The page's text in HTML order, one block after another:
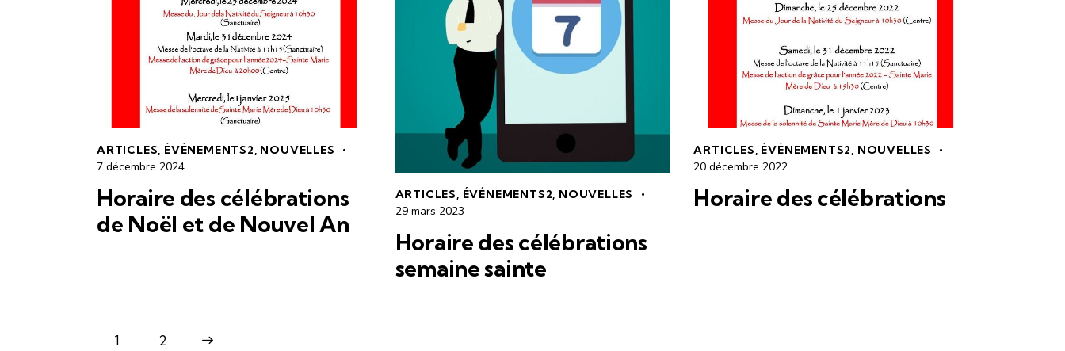
ARTICLES, ÉVÉNEMENTS2, NOUVELLES
7 décembre 2024
Horaire des célébrations
de Noël et de Nouvel An
ARTICLES, ÉVÉNEMENTS2, NOUVELLES
29 mars 2023
Horaire des célébrations
semaine sainte
ARTICLES, ÉVÉNEMENTS2, NOUVELLES
20 décembre 2022
Horaire des célébrations
1 2